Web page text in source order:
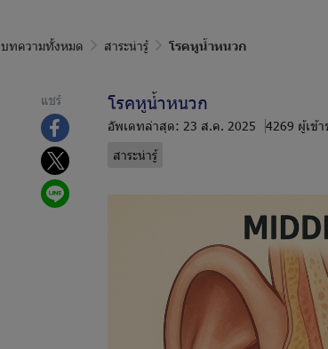
บทความทั้งหมด สาระน่ารู้ โรคหูน้ำหนวก
แชร์ โรคหูน้ำหนวก
อัพเดทล่าสุด: 23 ส.ค. 2025
4269 ผู้เข้
สาระน่ารู้